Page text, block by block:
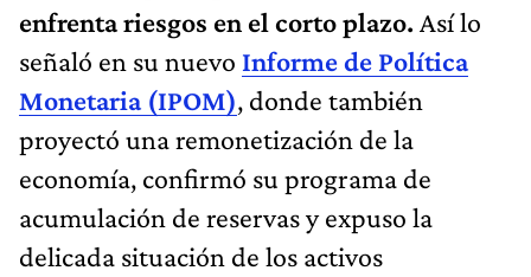
enfrenta riesgos en el corto plazo. Así lo
señaló en su nuevo Informe de Política
Monetaria (IPOM), donde también
proyectó una remonetización de la
economía, confirmó su programa de
acumulación de reservas y expuso la
delicada situación de los activos